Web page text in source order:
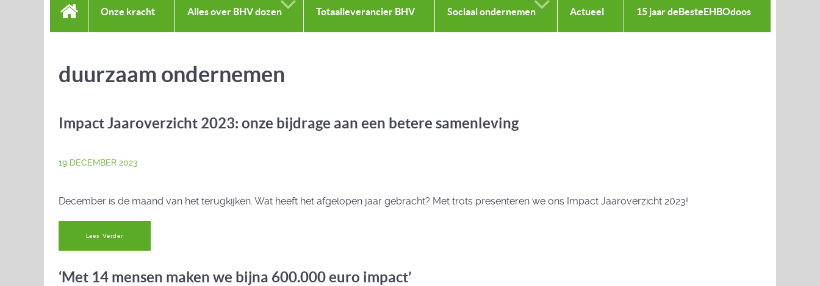
Onze kracht Alles over BHV dozen Totaalleverancier BHV Sociaal ondernemen Actueel 15 jaar deBesteEHBOdoos
duurzaam ondernemen
Impact Jaaroverzicht 2023: onze bijdrage aan een betere samenleving
19 DECEMBER 2023
December is de maand van het terugkijken. Wat heeft het afgelopen jaar gebracht? Met trots presenteren we ons Impact Jaaroverzicht 2023!
Lees Verder
‘Met 14 mensen maken we bijna 600.000 euro impact’